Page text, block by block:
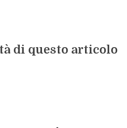
di questo articolo